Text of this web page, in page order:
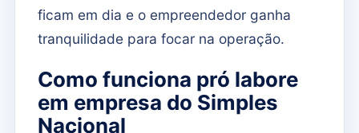
ficam em dia e o empreendedor ganha
tranquilidade para focar na operação.
Como funciona pró labore
em empresa do Simples
Nacional